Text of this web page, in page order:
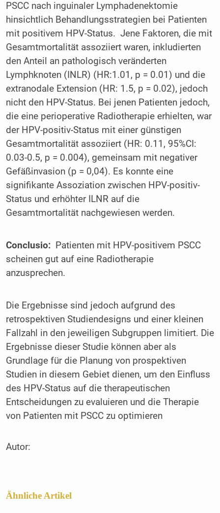
PSCC nach inguinaler Lymphadenektomie
hinsichtlich Behandlungsstrategien bei Patienten
mit positivem HPV-Status. Jene Faktoren, die mit
Gesamtmortalität assoziiert waren, inkludierten
den Anteil an pathologisch veränderten
Lymphknoten (INLR) (HR:1.01, p = 0.01) und die
extranodale Extension (HR: 1.5, p = 0.02), jedoch
nicht den HPV-Status. Bei jenen Patienten jedoch,
die eine perioperative Radiotherapie erhielten, war
der HPV-positiv-Status mit einer günstigen
Gesamtmortalität assoziiert (HR: 0.11, 95%CI:
0.03-0.5, p = 0.004), gemeinsam mit negativer
Gefäßinvasion (p = 0,04). Es konnte eine
signifikante Assoziation zwischen HPV-positiv-
Status und erhöhter ILNR auf die
Gesamtmortalität nachgewiesen werden.
Conclusio:Patienten mit HPV-positivem PSCC
scheinen gut auf eine Radiotherapie
anzusprechen.
Die Ergebnisse sind jedoch aufgrund des
retrospektiven Studiendesigns und einer kleinen
Fallzahl in den jeweiligen Subgruppen limitiert. Die
Ergebnisse dieser Studie können aber als
Grundlage für die Planung von prospektiven
Studien in diesem Gebiet dienen, um den Einfluss
des HPV-Status auf die therapeutischen
Entscheidungen zu evaluieren und die Therapie
von Patienten mit PSCC zu optimieren
Autor:
Ähnliche Artikel